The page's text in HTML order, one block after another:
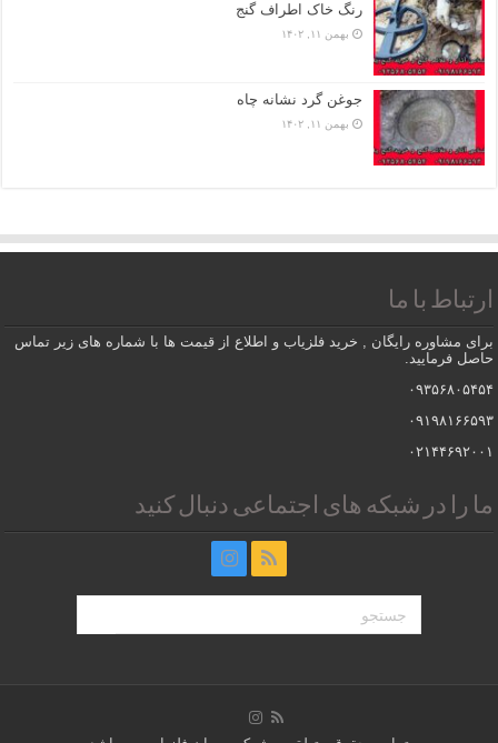
رنگ خاک اطراف گنج
بهمن ۱۱, ۱۴۰۲
جوغن گرد نشانه چاه
بهمن ۱۱, ۱۴۰۲
ارتباط با ما
برای مشاوره رایگان , خرید فلزیاب و اطلاع از قیمت ها با شماره های زیر تماس
حاصل فرمایید.
۰۹۳۵۶۸۰۵۴۵۴
۰۹۱۹۸۱۶۶۵۹۳
۰۲۱۴۴۶۹۲۰۰۱
ما را در شبکه های اجتماعی دنبال کنید